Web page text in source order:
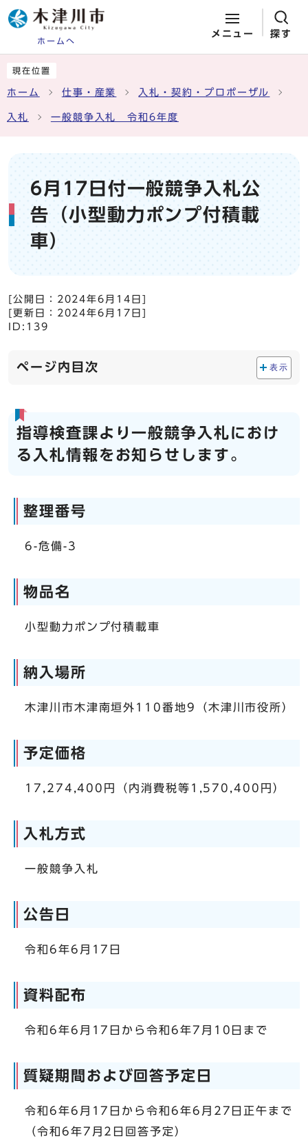
ホームへ
メニュー 探す
現在位置
ホーム 仕事・産業 入札・契約・プロポーザル
入札 一般競争入札 令和6年度
6月17日付一般競争入札公
告（小型動力ポンプ付積載
車）
[公開日： 2024年6月14日
[更新日： 2024年6月17日
ID:139
ページ内目次 表示
指導検査課より一般競争入札におけ
る入札情報をお知らせします。
整理番号
6-危備-3
物品名
小型動力ポンプ付積載車
納入場所
木津川市木津南垣外110番地9（木津川市役所）
予定価格
17,274,400円（内消費税等1,570,400円）
入札方式
一般競争入札
公告日
令和6年6月17日
資料配布
令和6年6月17日から令和6年7月10日まで
質疑期間および回答予定日
令和6年6月17日から令和6年6月27日正午まで
（令和6年7月2日回答予定）